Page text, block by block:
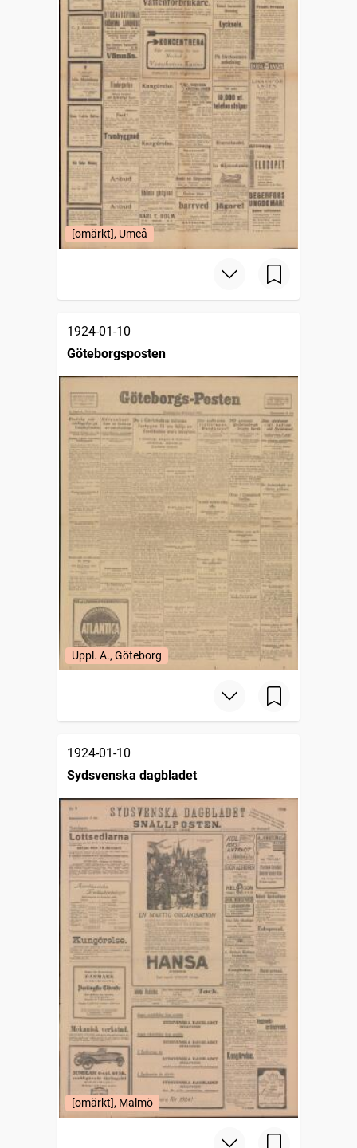
[omärkt], Umeå
1924-01-10
Göteborgsposten
Uppl. A., Göteborg
1924-01-10
Sydsvenska dagbladet
[omärkt], Malmö